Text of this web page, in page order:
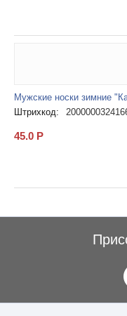
Мужские носки зимние
Штрихкод:
45.0 Р